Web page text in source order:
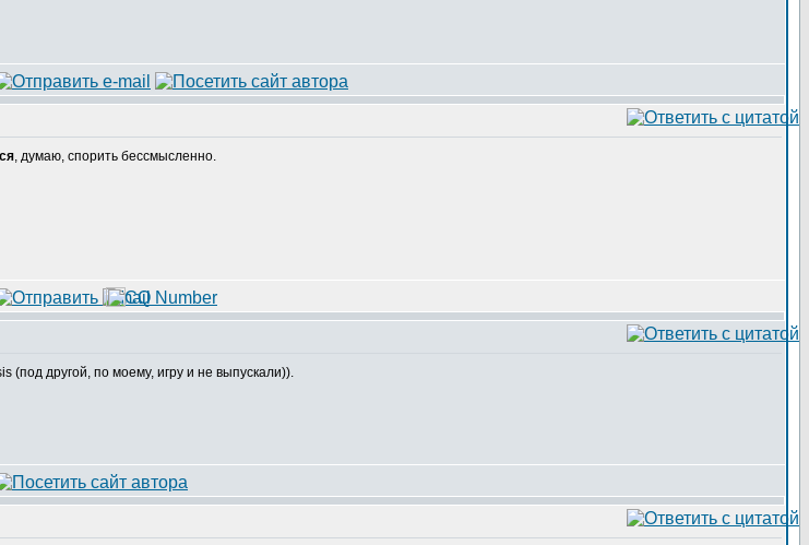
, думаю, спорить бессмысленно.
(под другой, по моему, игру и не выпускали)).